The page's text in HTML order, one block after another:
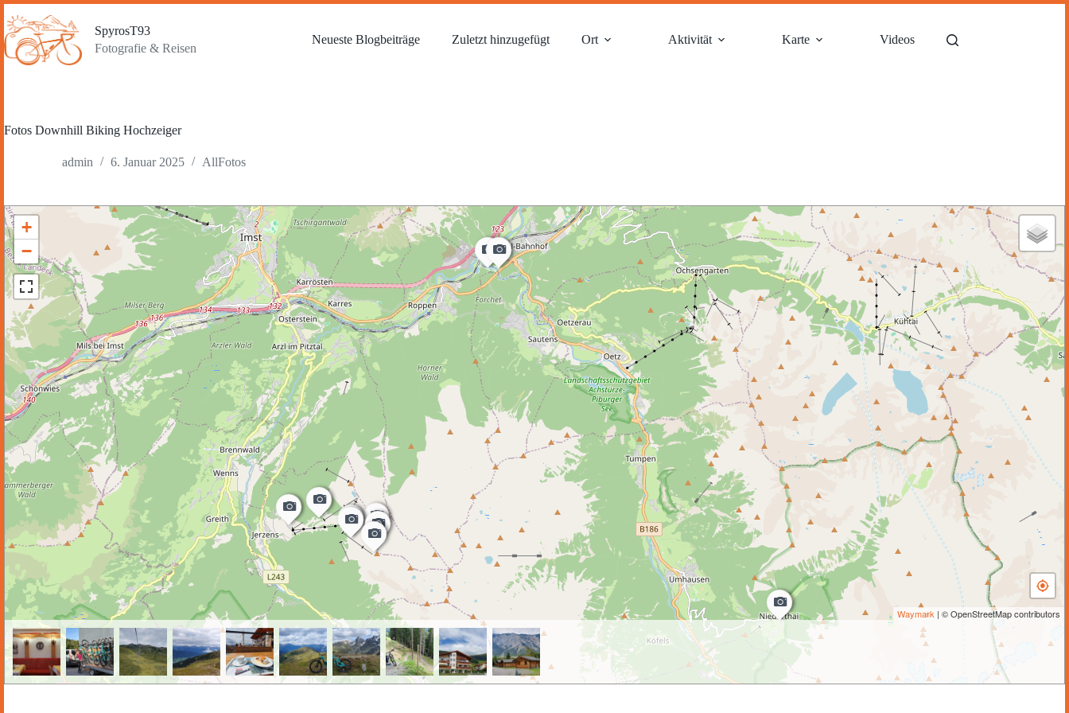
Inhalt
springen
SpyrosT93
Fotografie & Reisen
Neueste Blogbeiträge Zuletzt hinzugefügt Ort Aktivität Karte Videos
Fotos Downhill Biking Hochzeiger
admin 6. Januar 2025 AllFotos
+
−
Waymark | © OpenStreetMap contributors